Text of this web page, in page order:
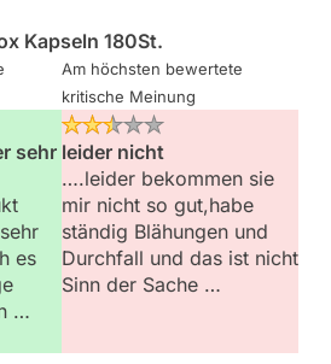
Kapseln 180St.
Am höchsten bewertete
kritische Meinung
sehr
es
…
leider nicht
….leider bekommen sie
mir nicht so gut,habe
ständig Blähungen und
Durchfall und das ist nicht
Sinn der Sache…